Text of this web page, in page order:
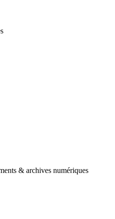
& archives numériques